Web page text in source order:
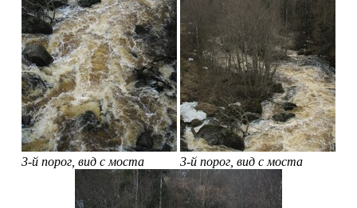
3-й порог, вид с моста 3-й порог, вид с моста